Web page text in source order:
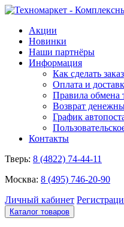
Акции
Новинки
Наши партнёры
Информация
Как сделать заказ
Оплата и
Правила обмена
Возврат
График
Контакты
Тверь: 8 (4822) 74-44-11
Москва: 8 (495) 746-20-90
Личный кабинет
Каталог товаров